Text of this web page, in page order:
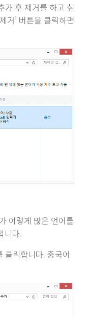
가 후 제거를 하고 싶
거’ 버튼을 클릭하면
이렇게 많은 언어를
니다.
클릭합니다. 중국어